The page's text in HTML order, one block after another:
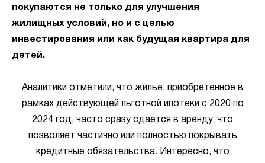
покупаются не только для улучшения
жилищных условий, но и с целью
инвестирования или как будущая квартира для
детей.
Аналитики отметили, что жилье, приобретенное в
рамках действующей льготной ипотеки с 2020 по
2024 год, часто сразу сдается в аренду, что
позволяет частично или полностью покрывать
кредитные обязательства. Интересно, что